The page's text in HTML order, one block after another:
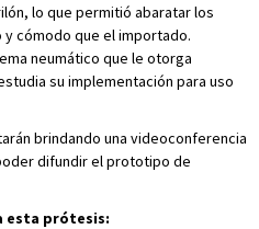
lo que permitió abaratar los
cómodo que el importado.
neumático que le otorga
su implementación para uso
brindando una videoconferencia
difundir el prototipo de
esta prótesis: